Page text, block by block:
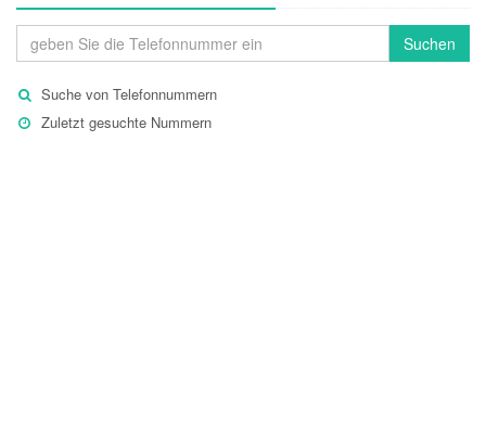
Suchen
Suche von Telefonnummern
Zuletzt gesuchte Nummern